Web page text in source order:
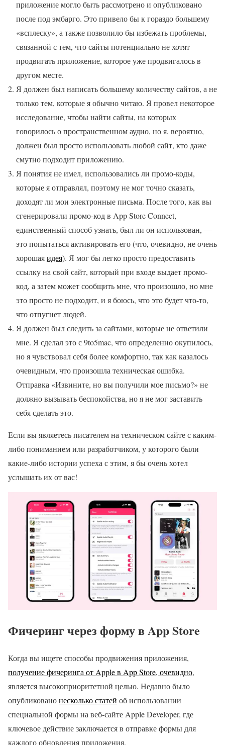
приложение могло быть рассмотрено и опубликовано
после под эмбарго. Это привело бы к гораздо большему
«всплеску», а также позволило бы избежать проблемы,
связанной с тем, что сайты потенциально не хотят
продвигать приложение, которое уже продвигалось в
другом месте.
Я должен был написать большему количеству сайтов, а не
только тем, которые я обычно читаю. Я провел некоторое
исследование, чтобы найти сайты, на которых
говорилось о пространственном аудио, но я, вероятно,
должен был просто использовать любой сайт, кто даже
смутно подходит приложению.
Я понятия не имел, использовались ли промо-коды,
которые я отправлял, поэтому не мог точно сказать,
доходят ли мои электронные письма. После того, как вы
сгенерировали промо-код в App Store Connect,
единственный способ узнать, был ли он использован, —
это попытаться активировать его (что, очевидно, не очень
хорошаяидея). Я мог бы легко просто предоставить
ссылку на свой сайт, который при входе выдает промо-
код, а затем может сообщить мне, что произошло, но мне
это просто не подходит, и я боюсь, что это будет что-то,
что отпугнет людей.
Я должен был следить за сайтами, которые не ответили
мне. Я сделал это с 9to5mac, что определенно окупилось,
но я чувствовал себя более комфортно, так как казалось
очевидным, что произошла техническая ошибка.
Отправка «Извините, но вы получили мое письмо?» не
должно вызывать беспокойства, но я не мог заставить
себя сделать это.
Если вы являетесь писателем на техническом сайте с каким-
либо пониманием или разработчиком, у которого были
какие-либо истории успеха с этим, я бы очень хотел
услышать их от вас!
Фичеринг через форму в App Store
Когда вы ищете способы продвижения приложения,
получение фичеринга от Apple в App Store, очевидно,
является высокоприоритетной целью. Недавно было
опубликованонесколько статей об использовании
специальной формы на веб-сайте Apple Developer, где
ключевое действие заключается в отправке формы для
каждого обновления приложения.